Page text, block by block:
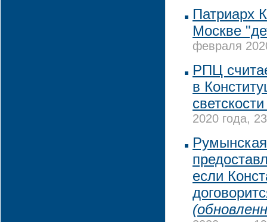
Патриарх
Москве
февраля
РПЦ
в
2020 года,
если